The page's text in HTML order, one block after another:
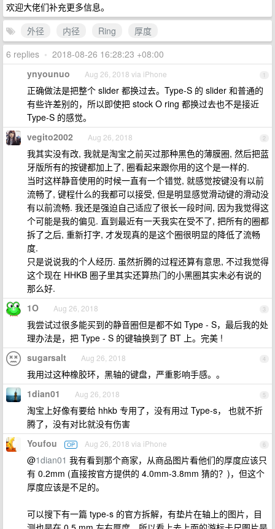
欢迎大佬们补充更多信息。
外径
内径 Ring
厚度
6 replies • 2018-08-26 16:28:23 +08:00
1
ynyounuo Aug 26, 2018 via iPhone
正确做法是把整个 slider 都换过去。Type-S 的 slider 和普通的
有些许差别的，所以即使把 stock O ring 都换过去也不是接近
Type-S 的感觉。
2
vegito2002 Aug 26, 2018
我其实没有改, 我就是淘宝之前买过那种黑色的薄膜圈, 然后把蓝
牙版所有的按键都加上了, 圈看起来跟你用的这个是一样的.
当时这样静音使用的时候一直有一个错觉, 就感觉按键没有以前
流畅了, 键程什么的我都可以接受, 但是明显感觉滑动键的滑动没
有以前流畅. 我还是强迫自己适应了很长一段时间, 因为我觉得这
个可能是我的偏见. 直到最近有一天我实在受不了, 把所有的圈都
拆了之后, 重新打字, 才发现真的是这个圈很明显的降低了流畅
度.
只是说说我的个人经历. 虽然折腾的过程还算有意思, 不过我觉得
这个现在 HHKB 圈子里其实还算热门的小黑圈其实未必有说的
那么好.
3
1O Aug 26, 2018
我尝试过很多能买到的静音圈但是都不如 Type - S，最后我的处
理办法是，把 Type - S 的键轴换到了 BT 上。完美 !
4
sugarsalt Aug 26, 2018
我用过这种橡胶环，黑轴的键盘，严重影响手感。。
5
1dian01 Aug 26, 2018
淘宝上好像有要给 hhkb 专用了，没有用过 Type-s， 也就不折
腾了，没有对比就没有伤害
6
Youfou OP Aug 26, 2018 via iPhone
@1dian01 我有看到那个商家，从商品图片看他们的厚度应该只
有 0.2mm (直接按官方提供的 4.0mm-3.8mm 猜的？)，但这个
厚度应该是不足的。
可以搜下有一篇 type-s 的官方拆解，有垫片在轴上的图片，目